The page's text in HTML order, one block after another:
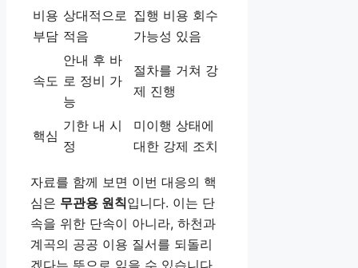
비용
부담
상대적으로
적음
집행 비용 회수
가능성 있음
속도
안내 후 바
로 정비 가
능
절차를 거쳐 강
제 진행
핵심
기한 내 시
정
미이행 상태에
대한 강제 조치
자료를 함께 보면 이번 대응의 핵
심은 무관용 원칙입니다. 이는 단
속을 위한 단속이 아니라, 하천과
계곡의 공공 이용 질서를 되돌리
겠다는 뜻으로 읽을 수 있습니다.